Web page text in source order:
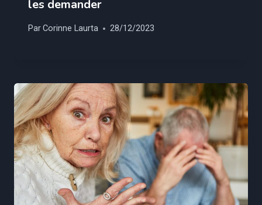
les demander
ParCorinne Laurta 28/12/2023